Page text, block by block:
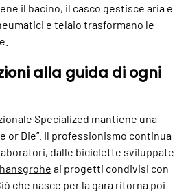
il bacino, il casco gestisce aria e
e telaio trasformano le
alla guida di ogni
Specialized mantiene una
or Die”. Il professionismo continua
dalle biciclette sviluppate
ai progetti condivisi con
che nasce per la gara ritorna poi